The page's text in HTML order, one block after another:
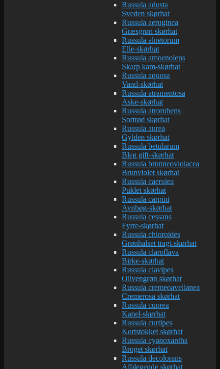
Russula adusta
Sveden skørhat
Russula aeruginea
Græsgrøn skørhat
Russula alnetorum
Elle-skørhat
Russula amoenolens
Skarp kam-skørhat
Russula aquosa
Vand-skørhat
Russula atramentosa
Aske-skørhat
Russula atrorubens
Sortrød skørhat
Russula aurea
Gylden skørhat
Russula betularum
Bleg gift-skørhat
Russula brunneoviolacea
Brunviolet skørhat
Russula caerulea
Puklet skørhat
Russula carpini
Avnbøg-skørhat
Russula cessans
Fyrre-skørhat
Russula chloroides
Grønhalset tragt-skørhat
Russula claroflava
Birke-skørhat
Russula clavipes
Olivengrøn skørhat
Russula cremeoavellanea
Cremerosa skørhat
Russula cuprea
Kanel-skørhat
Russula curtipes
Kortstokket skørhat
Russula cyanoxantha
Broget skørhat
Russula decolorans
Afblegende skørhat